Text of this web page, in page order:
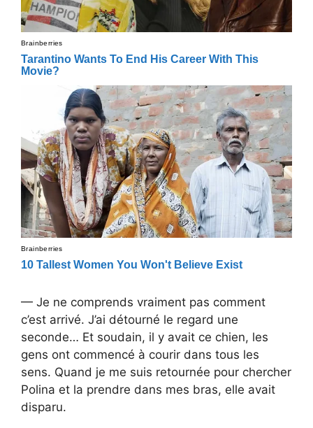
— Je ne comprends vraiment pas comment
c’est arrivé. J’ai détourné le regard une
seconde… Et soudain, il y avait ce chien, les
gens ont commencé à courir dans tous les
sens. Quand je me suis retournée pour chercher
Polina et la prendre dans mes bras, elle avait
disparu.